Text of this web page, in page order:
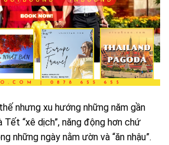
nhưng xu hướng những năm gần
“xê dịch”, năng động hơn chứ
những ngày nằm ườn và “ăn nhậu”.